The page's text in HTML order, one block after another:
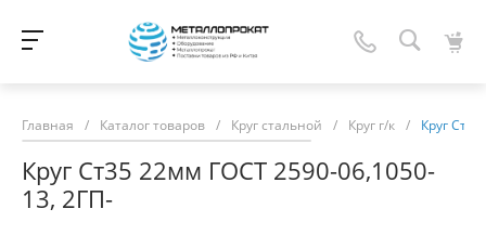
Главная / Каталог товаров / Круг стальной / Круг г/к / Круг
Круг Ст35 22мм ГОСТ 2590-06,1050-
13, 2ГП-